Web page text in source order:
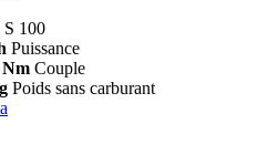
S 100
Puissance
Nm Couple
Poids sans carburant